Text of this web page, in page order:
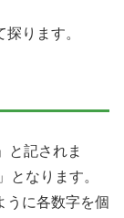
ります。
と記されま
となります。
うに各数字を個